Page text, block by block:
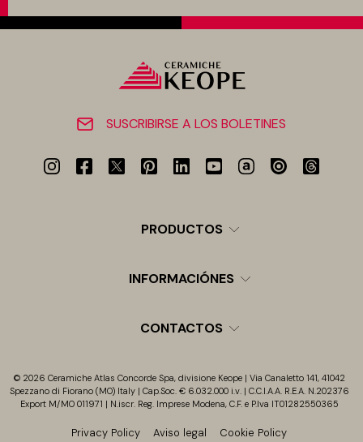
SUSCRIBIRSE A LOS BOLETINES
PRODUCTOS
INFORMACIÓNES
CONTACTOS
© 2026 Ceramiche Atlas Concorde Spa, divisione Keope | Via Canaletto 141, 41042
Spezzano di Fiorano (MO) Italy | Cap.Soc. € 6.032.000 i.v. | C.C.I.A.A. R.E.A. N.202376
Export M/MO 011971 | N.iscr. Reg. Imprese Modena, C.F. e P.Iva IT01282550365
Privacy Policy Aviso legal Cookie Policy